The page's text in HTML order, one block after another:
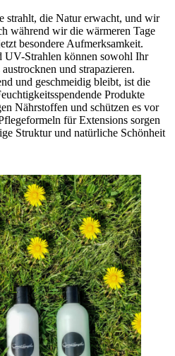
strahlt, die Natur erwacht, und wir
während wir die wärmeren Tage
besondere Aufmerksamkeit.
UV-Strahlen können sowohl Ihr
und strapazieren.
und geschmeidig bleibt, ist die
Produkte
Nährstoffen und schützen es vor
für Extensions sorgen
Struktur und natürliche Schönheit